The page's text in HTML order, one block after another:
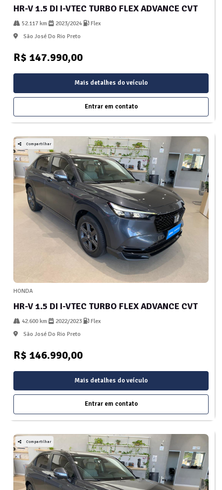
HR-V 1.5 DI I-VTEC TURBO FLEX ADVANCE CVT
52.117 km 2023/2024
Flex
São José Do Rio Preto
R$ 147.990,00
Mais detalhes do veículo
Entrar em contato
Compartilhar
HONDA
HR-V 1.5 DI I-VTEC TURBO FLEX ADVANCE CVT
42.600 km 2022/2023
Flex
São José Do Rio Preto
R$ 146.990,00
Mais detalhes do veículo
Entrar em contato
Compartilhar